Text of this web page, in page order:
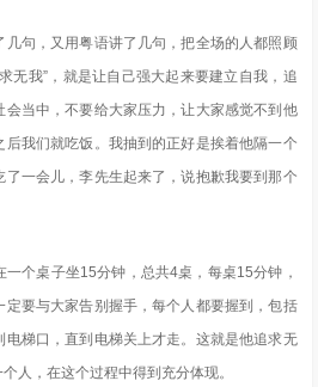
句，又用粤语讲了几句，把全场的人都照顾
无我”，就是让自己强大起来要建立自我，追
当中，不要给大家压力，让大家感觉不到他
我们就吃饭。我抽到的正好是挨着他隔一个
了一会儿，李先生起来了，说抱歉我要到那个
个桌子坐15分钟，总共4桌，每桌15分钟，
要与大家告别握手，每个人都要握到，包括
梯口，直到电梯关上才走。这就是他追求无
人，在这个过程中得到充分体现。